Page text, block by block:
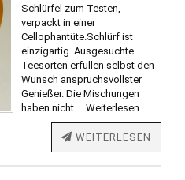
Schlürfel zum Testen,
verpackt in einer
Cellophantüte.Schlürf ist
einzigartig. Ausgesuchte
Teesorten erfüllen selbst den
Wunsch anspruchsvollster
Genießer. Die Mischungen
haben nicht … Weiterlesen
WEITERLESEN